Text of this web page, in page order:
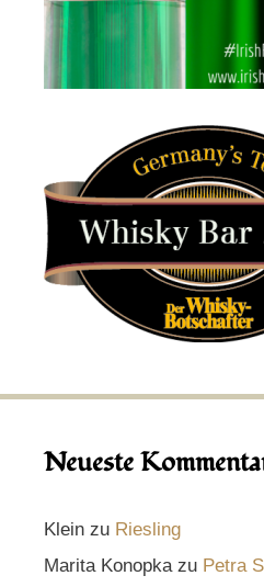
Neueste
Klein zu Riesling
Marita Konopkazu Petra